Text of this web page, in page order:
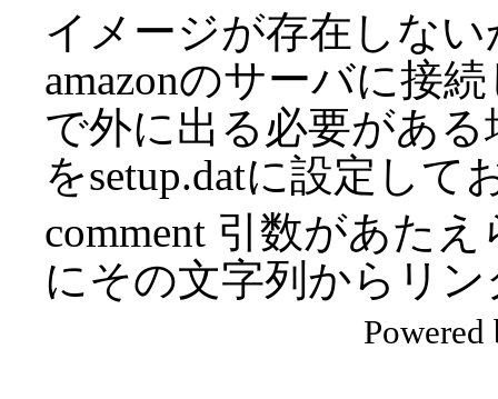
イメージが存在しな
amazonのサーバに接
で外に出る必要があ
をsetup.datに設定し
comment 引数があた
にその文字列からリ